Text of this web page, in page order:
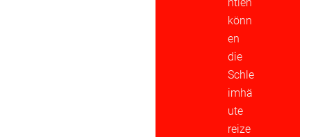
ntien
könn
en
die
Schle
imhä
ute
reize